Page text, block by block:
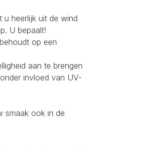
heerlijk uit de wind
U bepaalt!
op een
aan te brengen
invloed van UV-
smaak ook in de